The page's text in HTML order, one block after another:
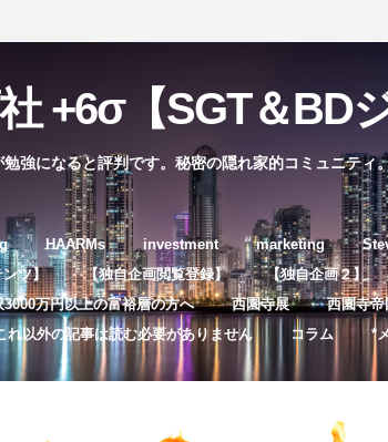
+6σ【SGT＆BD
強になると評判です。秘密の隠れ家的コミュニティ
コ
ン
テ
ン
HAARMs investment marketing
ンツ】 【独自企画閲覧登録】 【独自企画２】
3000万円以上の富裕層の方へ 西園寺展 西園寺
れ以外の記事は読む必要がありません コラム *